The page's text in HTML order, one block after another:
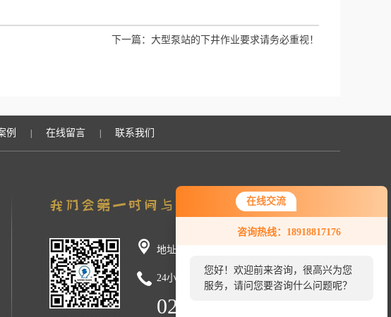
在线交流
咨询热线：18918817176
您好！欢迎前来咨询，很高兴为您
服务，请问您要咨询什么问题呢？
下一篇： 大型泵站的下井作业要求请务必重视！
例 在线留言 联系我们
地址：上海市金山区立新村横泾2109号
24小时咨询热线：
021-59754528